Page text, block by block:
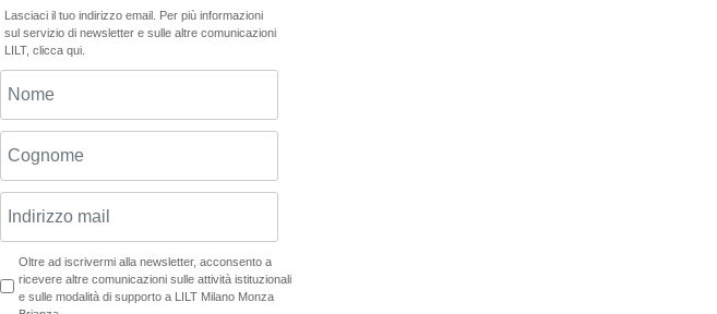
Lasciaci il tuo indirizzo email. Per più informazioni
sul servizio di newsletter e sulle altre comunicazioni
LILT, clicca qui
Oltre ad iscrivermi alla newsletter, acconsento a
ricevere altre comunicazioni sulle attività istituzionali
e sulle modalità di supporto a LILT Milano Monza